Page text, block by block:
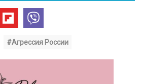
#Агрессия России